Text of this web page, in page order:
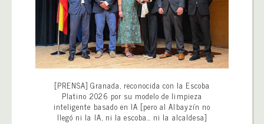
[PRENSA] Granada, reconocida con la Escoba
Platino 2026 por su modelo de limpieza
inteligente basado en IA [pero al Albayzín no
llegó ni la IA, ni la escoba… ni la alcaldesa]